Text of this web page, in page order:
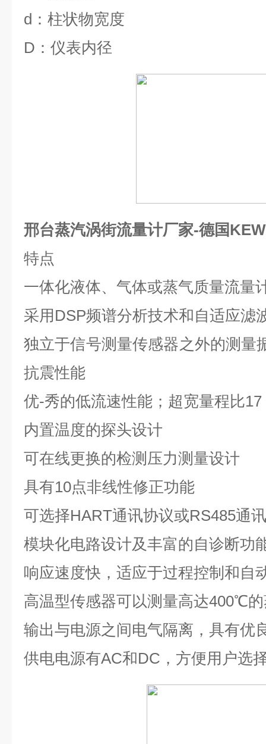
d ：柱状物宽度
D ：仪表内径
邢台蒸汽涡街流量计厂家-德国
特点
一体化液体、气体或蒸气质量流量
采用 DSP频谱分析技术和自适应滤
独立于信号测量传感器之外的测量
抗震性能
优-秀的低流速性能；超宽量程比17
内置温度的探头设计
可在线更换的检测压力测量设计
具有10点非线性修正功能
可选择HART通讯协议或RS485通
模块化电路设计及丰富的自诊断功
响应速度快，适应于过程控制和自
高温型传感器可以测量高达400℃
输出与电源之间电气隔离，具有优
供电电源有AC和DC ，方便用户选